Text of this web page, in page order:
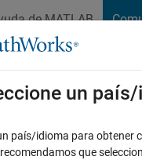
de MATLAB
Exchange Cody
CSV Values
un
país/idioma para obtener
que